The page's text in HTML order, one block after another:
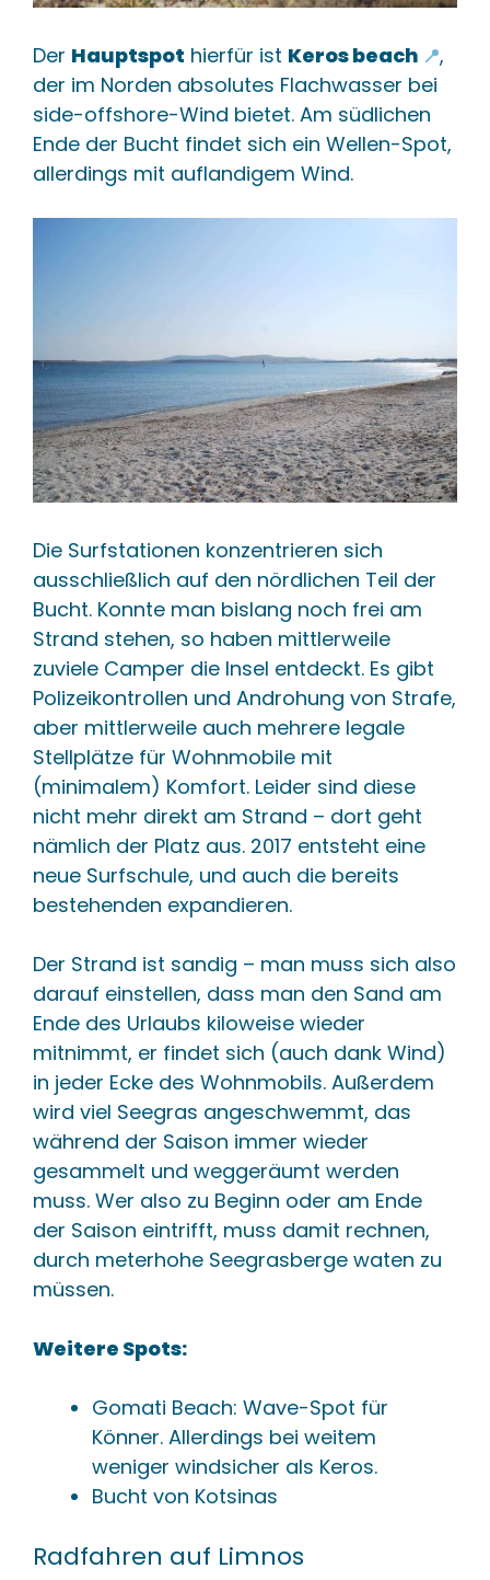
Der Hauptspot hierfür ist Keros beach 📍,
der im Norden absolutes Flachwasser bei
side-offshore-Wind bietet. Am südlichen
Ende der Bucht findet sich ein Wellen-Spot,
allerdings mit auflandigem Wind.
Die Surfstationen konzentrieren sich
ausschließlich auf den nördlichen Teil der
Bucht. Konnte man bislang noch frei am
Strand stehen, so haben mittlerweile
zuviele Camper die Insel entdeckt. Es gibt
Polizeikontrollen und Androhung von Strafe,
aber mittlerweile auch mehrere legale
Stellplätze für Wohnmobile mit
(minimalem) Komfort. Leider sind diese
nicht mehr direkt am Strand – dort geht
nämlich der Platz aus. 2017 entsteht eine
neue Surfschule, und auch die bereits
bestehenden expandieren.
Der Strand ist sandig – man muss sich also
darauf einstellen, dass man den Sand am
Ende des Urlaubs kiloweise wieder
mitnimmt, er findet sich (auch dank Wind)
in jeder Ecke des Wohnmobils. Außerdem
wird viel Seegras angeschwemmt, das
während der Saison immer wieder
gesammelt und weggeräumt werden
muss. Wer also zu Beginn oder am Ende
der Saison eintrifft, muss damit rechnen,
durch meterhohe Seegrasberge waten zu
müssen.
Weitere Spots:
Gomati Beach: Wave-Spot für
Könner. Allerdings bei weitem
weniger windsicher als Keros.
Bucht von Kotsinas
Radfahren auf Limnos